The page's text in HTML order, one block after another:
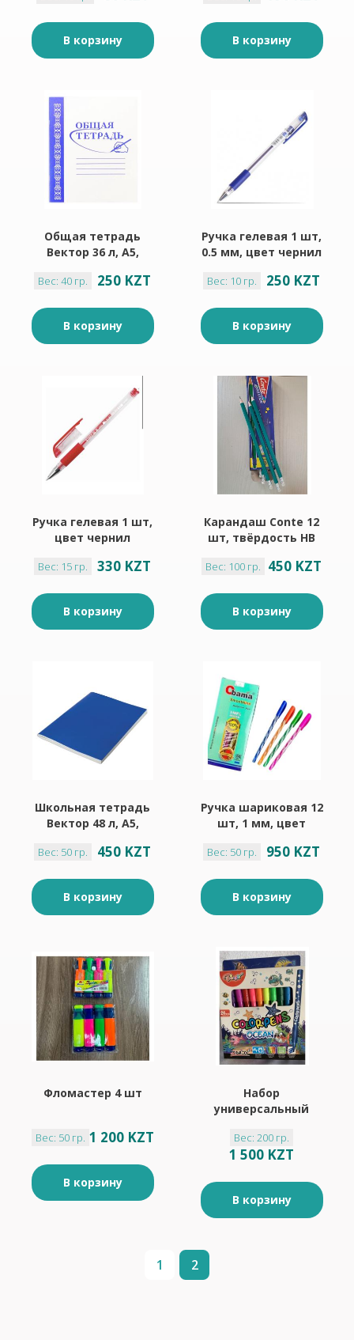
В корзину В корзину
Общая тетрадь
Вектор 36 л, А5,
обложка, 1 шт
Вес: 40 гр. 250 KZT
В корзину
Ручка гелевая 1 шт,
0.5 мм, цвет чернил
Вес: 10 гр. 250 KZT
В корзину
Ручка гелевая 1 шт,
цвет чернил
Вес: 15 гр. 330 KZT
В корзину
Карандаш Conte 12
шт, твёрдость HB
Вес: 100 гр. 450 KZT
В корзину
Школьная тетрадь
Вектор 48 л, А5,
обложка, 1 шт
Вес: 50 гр. 450 KZT
В корзину
Ручка шариковая 12
шт, 1 мм, цвет
Вес: 50 гр. 950 KZT
В корзину
Фломастер 4 шт
Вес: 50 гр. 1 200 KZT
В корзину
Набор
универсальный
Вес: 200 гр.
1 500 KZT
В корзину
1 2